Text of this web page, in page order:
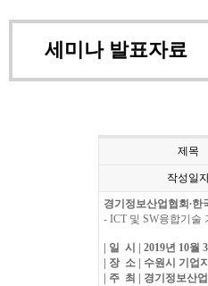
세미나 발표자료
제목
작성일
경기정보산업협회∙한
- ICT 및 SW융합기술
| 일 시 | 2019년 10월
| 장 소 | 수원시 기업
| 주 최 | 경기정보산